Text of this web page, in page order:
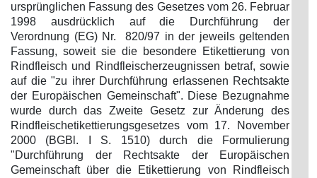
ursprünglichen Fassung des Gesetzes vom 26. Februar
1998 ausdrücklich auf die Durchführung der
Verordnung (EG) Nr. 820/97 in der jeweils geltenden
Fassung, soweit sie die besondere Etikettierung von
Rindfleisch und Rindfleischerzeugnissen betraf, sowie
auf die "zu ihrer Durchführung erlassenen Rechtsakte
der Europäischen Gemeinschaft". Diese Bezugnahme
wurde durch das Zweite Gesetz zur Änderung des
Rindfleischetikettierungsgesetzes vom 17. November
2000 (BGBl. I S. 1510) durch die Formulierung
"Durchführung der Rechtsakte der Europäischen
Gemeinschaft über die Etikettierung von Rindfleisch